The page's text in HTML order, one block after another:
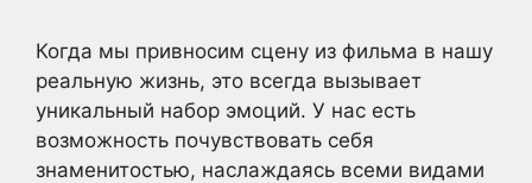
Когда мы привносим сцену из фильма в нашу
реальную жизнь, это всегда вызывает
уникальный набор эмоций. У нас есть
возможность почувствовать себя
знаменитостью, наслаждаясь всеми видами